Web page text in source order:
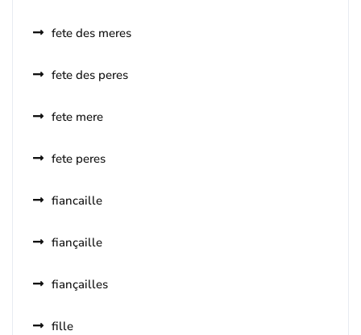
fete des meres
fete des peres
fete mere
fete peres
fiancaille
fiançaille
fiançailles
fille